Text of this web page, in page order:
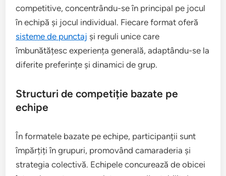
competitive, concentrându-se în principal pe jocul
în echipă și jocul individual. Fiecare format oferă
sisteme de punctaj și reguli unice care
îmbunătățesc experiența generală, adaptându-se la
diferite preferințe și dinamici de grup.
Structuri de competiție bazate pe
echipe
În formatele bazate pe echipe, participanții sunt
împărțiți în grupuri, promovând camaraderia și
strategia colectivă. Echipele concurează de obicei